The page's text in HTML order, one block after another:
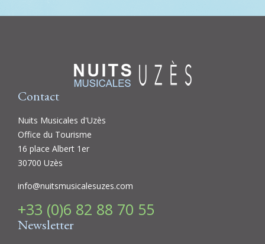
Contact
Nuits Musicales d'Uzès
Office du Tourisme
16 place Albert 1er
30700 Uzès
info@nuitsmusicalesuzes.com
+33 (0)6 82 88 70 55
Newsletter